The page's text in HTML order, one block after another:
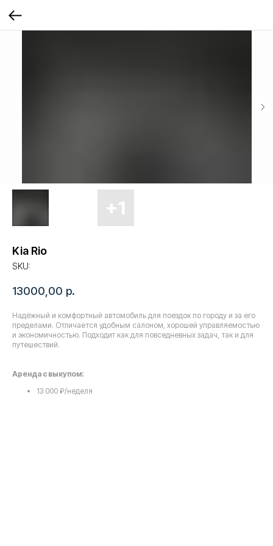
Kia Rio
SKU:
13000,00 р.
Надёжный и комфортный автомобиль для поездок по городу и за его
пределами. Отличается удобным салоном, хорошей управляемостью
и экономичностью. Подходит как для повседневных задач, так и для
путешествий.
Аренда с выкупом:
13 000 ₽/неделя